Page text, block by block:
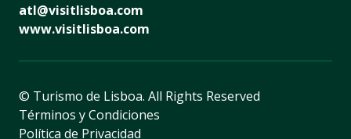
atl@visitlisboa.com
www.visitlisboa.com
© Turismo de Lisboa. All Rights Reserved
Términos y Condiciones
Política de Privacidad